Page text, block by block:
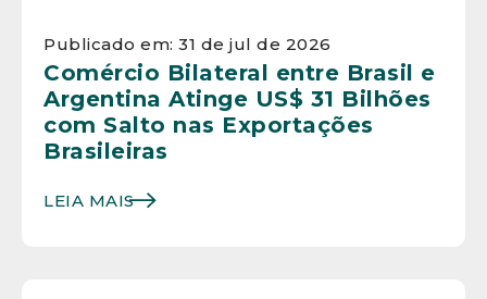
Publicado em: 31 de jul de 2026
Comércio Bilateral entre Brasil e
Argentina Atinge US$ 31 Bilhões
com Salto nas Exportações
Brasileiras
LEIA MAIS